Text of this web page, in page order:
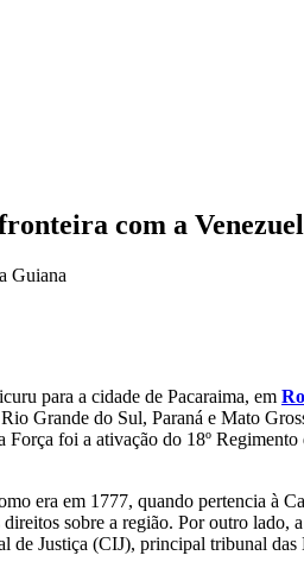
com a
Guiana
para a cidade de Pacaraima, em
Grande do Sul, Paraná e Mato
foi a ativação do 18º
era em 1777, quando pertencia à
sobre a região. Por outro
de Justiça (CIJ), principal tribunal